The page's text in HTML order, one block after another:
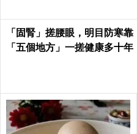
「固腎」搓腰眼，明目防寒靠
「五個地方」一搓健康多十年